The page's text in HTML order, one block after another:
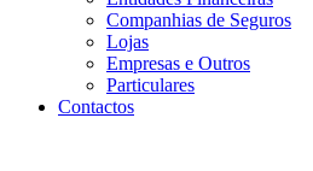
Companhias de Seguros
Lojas
Empresas e Outros
Particulares
Contactos